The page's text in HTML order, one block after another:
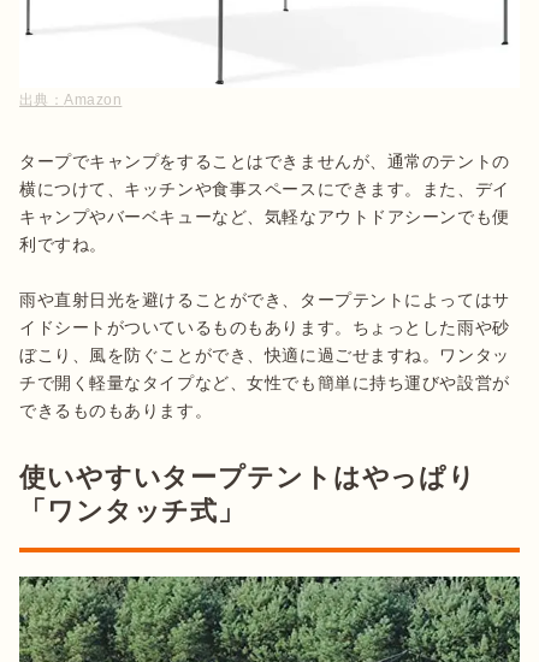
出典：Amazon
タープでキャンプをすることはできませんが、通常のテントの
横につけて、キッチンや食事スペースにできます。また、デイ
キャンプやバーベキューなど、気軽なアウトドアシーンでも便
利ですね。
雨や直射日光を避けることができ、タープテントによってはサ
イドシートがついているものもあります。ちょっとした雨や砂
ぼこり、風を防ぐことができ、快適に過ごせますね。ワンタッ
チで開く軽量なタイプなど、女性でも簡単に持ち運びや設営が
できるものもあります。
使いやすいタープテントはやっぱり
「ワンタッチ式」